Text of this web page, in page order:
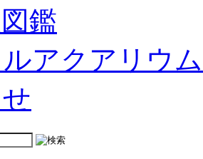
鑑
アクアリウム